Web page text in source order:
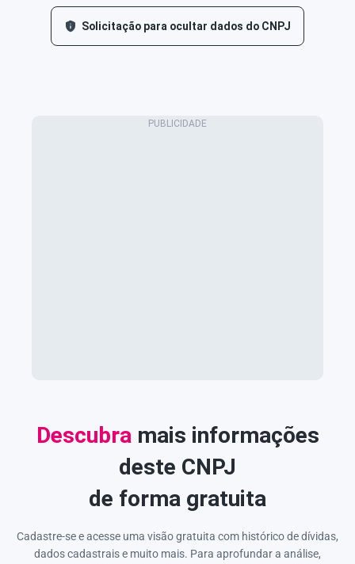
Solicitação para ocultar dados do CNPJ
Descubra mais informações
deste CNPJ
de forma gratuita
Cadastre-se e acesse uma visão gratuita com histórico de dívidas,
dados cadastrais e muito mais. Para aprofundar a análise,